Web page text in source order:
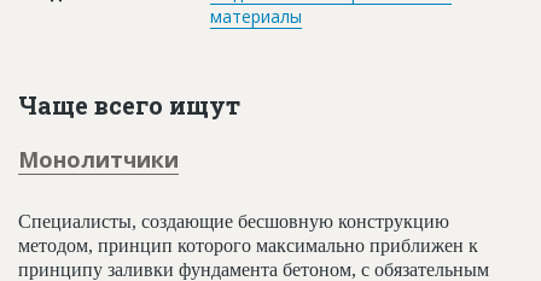
Правила работы
Личный кабинет
материалы
Чаще всего ищут
Монолитчики
Специалисты, создающие бесшовную конструкцию
методом, принцип которого максимально приближен к
принципу заливки фундамента бетоном, с обязательным